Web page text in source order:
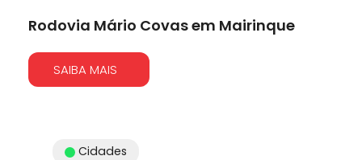
Rodovia Mário Covas em Mairinque
SAIBA MAIS
Cidades